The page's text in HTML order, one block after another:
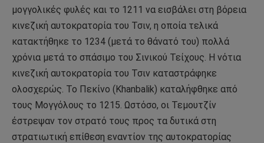
μογγολικές φυλές και το 1211 να εισβάλει στη βόρεια
κινεζική αυτοκρατορία του Τσιν, η οποία τελικά
κατακτήθηκε το 1234 (μετά το θάνατό του) πολλά
χρόνια μετά το σπάσιμο του Σινικού Τείχους. Η νότια
κινεζική αυτοκρατορία του Τσιν καταστράφηκε
ολοσχερώς. Το Πεκίνο (Khanbalik) καταλήφθηκε από
τους Μογγόλους το 1215. Ωστόσο, οι Τεμουτζίν
έστρεψαν τον στρατό τους προς τα δυτικά στη
στρατιωτική επίθεση εναντίον της αυτοκρατορίας